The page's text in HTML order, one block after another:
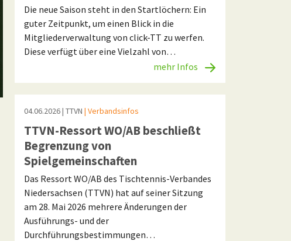
Die neue Saison steht in den Startlöchern: Ein
guter Zeitpunkt, um einen Blick in die
Mitgliederverwaltung von click-TT zu werfen.
Diese verfügt über eine Vielzahl von…
mehr Infos
04.06.2026| TTVN | Verbandsinfos
TTVN-Ressort WO/AB beschließt
Begrenzung von
Spielgemeinschaften
Das Ressort WO/AB des Tischtennis-Verbandes
Niedersachsen (TTVN) hat auf seiner Sitzung
am 28. Mai 2026 mehrere Änderungen der
Ausführungs- und der
Durchführungsbestimmungen…